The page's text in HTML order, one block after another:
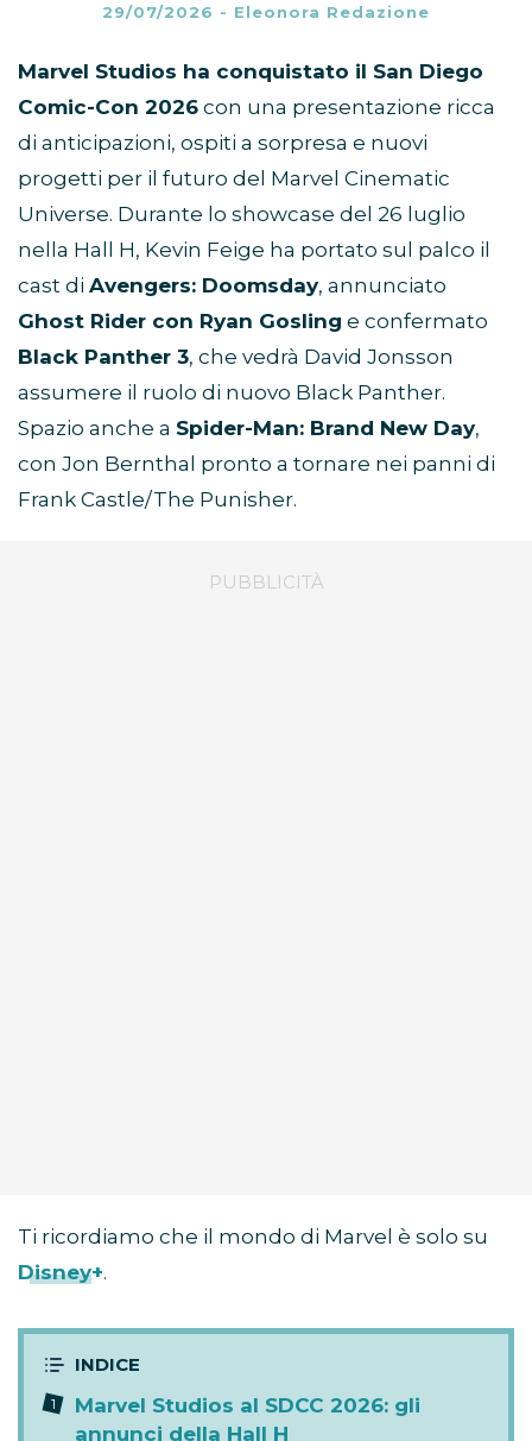
29/07/2026 - Eleonora Redazione
Marvel Studios ha conquistato il San Diego
Comic-Con 2026 con una presentazione ricca
di anticipazioni, ospiti a sorpresa e nuovi
progetti per il futuro del Marvel Cinematic
Universe. Durante lo showcase del 26 luglio
nella Hall H, Kevin Feige ha portato sul palco il
cast di Avengers: Doomsday, annunciato
Ghost Rider con Ryan Gosling e confermato
Black Panther 3, che vedrà David Jonsson
assumere il ruolo di nuovo Black Panther.
Spazio anche a Spider-Man: Brand New Day,
con Jon Bernthal pronto a tornare nei panni di
Frank Castle/The Punisher.
Ti ricordiamo che il mondo di Marvel è solo su
Disney+.
Marvel Studios al SDCC 2026: gli
annunci della Hall H